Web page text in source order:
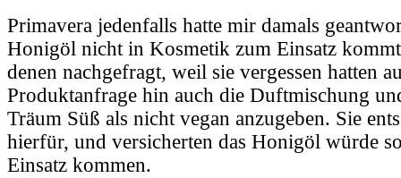
Primavera jedenfalls hatte mir damals
Honigöl nicht in Kosmetik zum Einsatz
denen nachgefragt, weil sie vergessen hatten
Produktanfrage hin auch die Duftmischung
Träum Süß als nicht vegan anzugeben. Sie
hierfür, und versicherten das Honigöl würde
Einsatz kommen.